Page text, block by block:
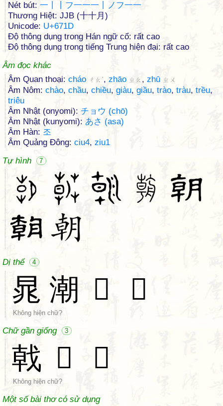
Nét bút: 一丨丨フ一一一丨ノフ一一
Thương Hiệt: JJB (十十月)
Unicode: U+671D
Độ thông dụng trong Hán ngữ cổ: rất cao
Độ thông dụng trong tiếng Trung hiện đại: rất cao
Âm đọc khác
Âm Quan thoại: cháo ㄔㄠˊ, zhāo ㄓㄠ , zhū ㄓㄨ
Âm Nôm: chào, chầu, chiều, giàu, giầu, trào, tràu, trều,
triêu
Âm Nhật (onyomi): チョウ (chō)
Âm Nhật (kunyomi): あさ (asa)
Âm Hàn: 조
Âm Quảng Đông: ciu4, ziu1
Tự hình
7
Dị thể 4
晁 潮 𣎍 𦩻
Không hiện chữ?
Chữ gần giống 3
戟 𣙈 𣁖
Không hiện chữ?
Một số bài thơ có sử dụng